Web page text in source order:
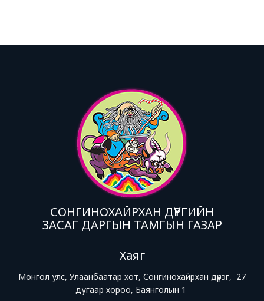
СОНГИНОХАЙРХАН ДҮҮРГИЙН
ЗАСАГ ДАРГЫН ТАМГЫН ГАЗАР
Хаяг
Монгол улс, Улаанбаатар хот, Сонгинохайрхан дүүрэг, 27
дугаар хороо, Баянголын 1